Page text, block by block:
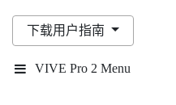
下载用户指南
VIVE Pro 2 Menu